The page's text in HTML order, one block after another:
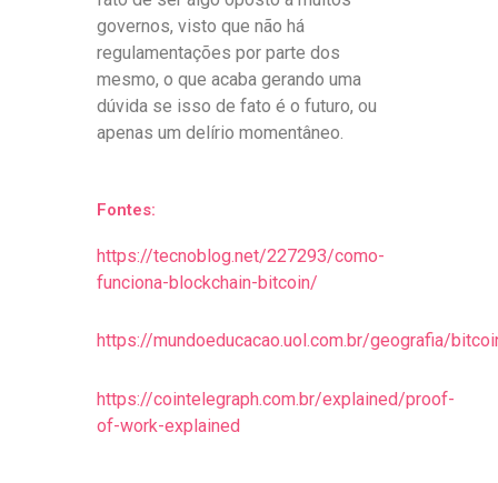
governos, visto que não há
regulamentações por parte dos
mesmo, o que acaba gerando uma
dúvida se isso de fato é o futuro, ou
apenas um delírio momentâneo.
Fontes:
https://tecnoblog.net/227293/como-
funciona-blockchain-bitcoin/
https://mundoeducacao.uol.com.br/geografia/
https://cointelegraph.com.br/explained/proof-
of-work-explained